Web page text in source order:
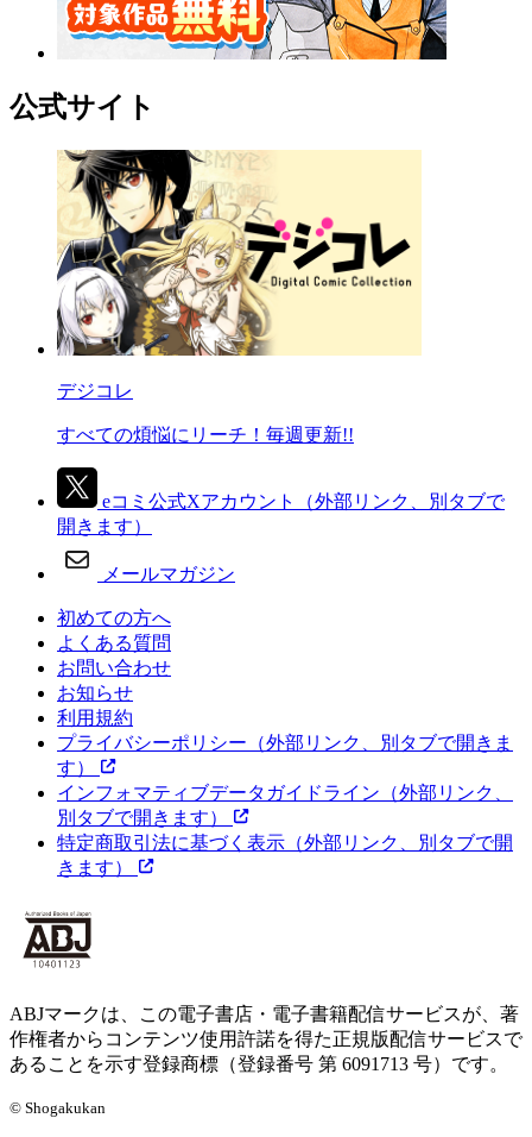
公式サイト
デジコレ
すべての煩悩にリーチ！毎週更新!!
eコミ公式Xアカウント
（外部リンク、別タブで
開きます）
メールマガジン
初めての方へ
よくある質問
お問い合わせ
お知らせ
利用規約
プライバシーポリシー （外部リンク、別タブで開きま
す）
インフォマティブデータガイドライン （外部リンク、
別タブで開きます）
特定商取引法に基づく表示 （外部リンク、別タブで開
きます）
ABJマークは、この電子書店・電子書籍配信サービスが、著
作権者からコンテンツ使用許諾を得た正規版配信サービスで
あることを示す登録商標（登録番号 第 6091713 号）です。
© Shogakukan